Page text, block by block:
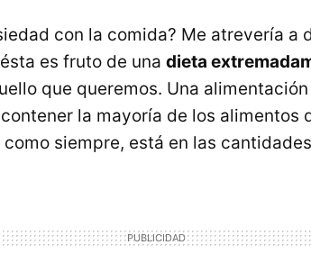
con la comida? Me atrevería a
es fruto de una dieta
que queremos. Una
la mayoría de los alimentos
siempre, está en las